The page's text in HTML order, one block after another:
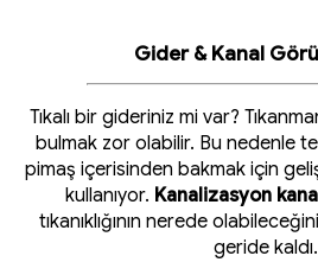
Gider & Kanal
Tıkalı bir gideriniz mi var?
bulmak zor olabilir. Bu nedenle
pimaş içerisinden bakmak için
kullanıyor. Kanalizasyon
tıkanıklığının nerede
geride kaldı.